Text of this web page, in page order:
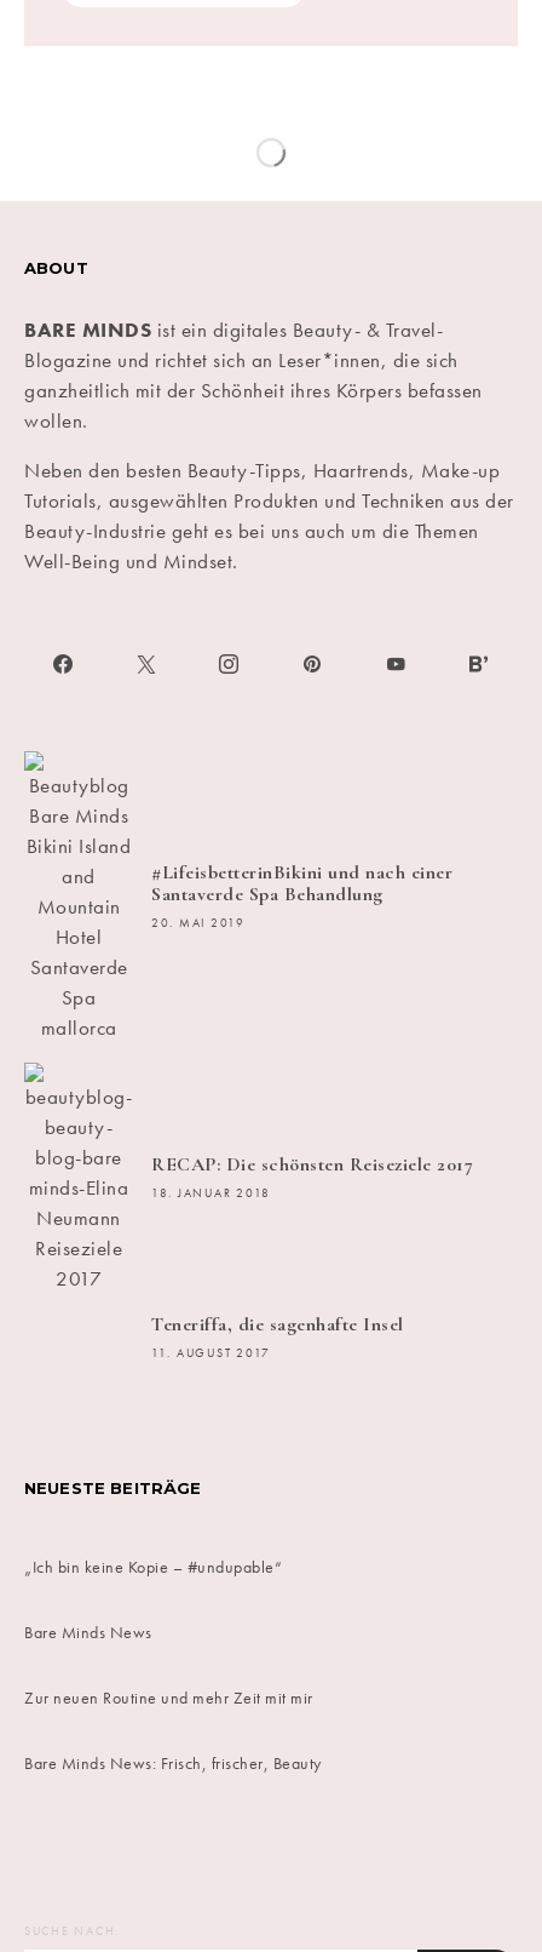
ABOUT
BARE MINDS ist ein digitales Beauty- & Travel-
Blogazine und richtet sich an Leser*innen, die sich
ganzheitlich mit der Schönheit ihres Körpers befassen
wollen.
Neben den besten Beauty-Tipps, Haartrends, Make-up
Tutorials, ausgewählten Produkten und Techniken aus der
Beauty-Industrie geht es bei uns auch um die Themen
Well-Being und Mindset.
#LifeisbetterinBikini und nach einer
Santaverde Spa Behandlung
20. MAI 2019
RECAP: Die schönsten Reiseziele 2017
18. JANUAR 2018
Teneriffa, die sagenhafte Insel
11. AUGUST 2017
NEUESTE BEITRÄGE
„Ich bin keine Kopie – #undupable“
Bare Minds News
Zur neuen Routine und mehr Zeit mit mir
Bare Minds News: Frisch, frischer, Beauty
SUCHE NACH: